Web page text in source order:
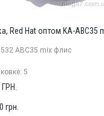
Red Hat оптом KA-ABC35
ABC35 mix флис
5
ГРН.
грн.